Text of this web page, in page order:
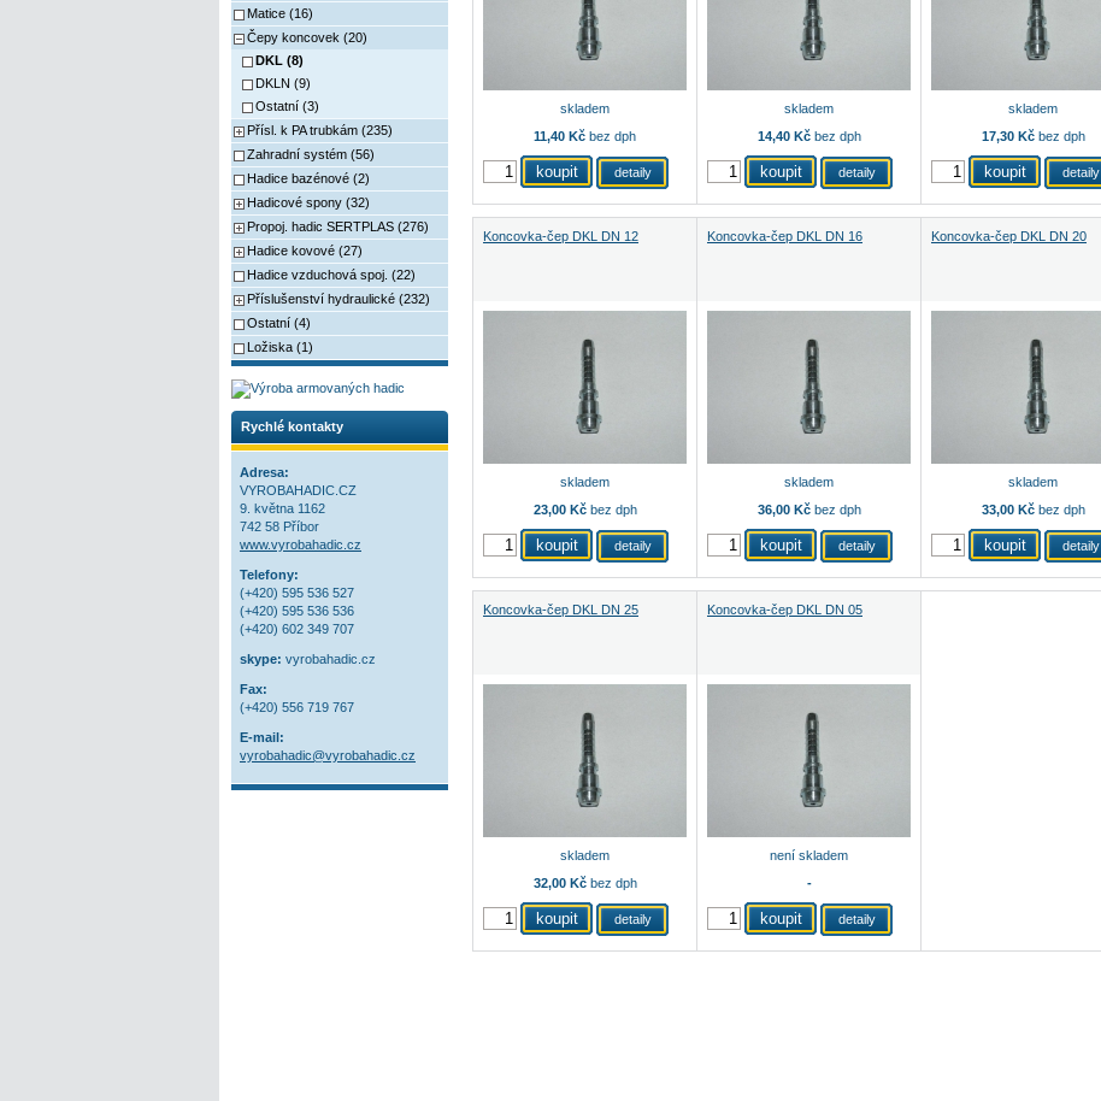
Matice (16)
Čepy koncovek (20)
DKL (8)
DKLN (9)
Ostatní (3)
Přísl. k PA trubkám (235)
Zahradní systém (56)
Hadice bazénové (2)
Hadicové spony (32)
Propoj. hadic SERTPLAS (276)
Hadice kovové (27)
Hadice vzduchová spoj. (22)
Příslušenství hydraulické (232)
Ostatní (4)
Ložiska (1)
Rychlé kontakty
Adresa:
VYROBAHADIC.CZ
9. května 1162
742 58 Příbor
www.vyrobahadic.cz
Telefony:
(+420) 595 536 527
(+420) 595 536 536
(+420) 602 349 707
skype: vyrobahadic.cz
Fax:
(+420) 556 719 767
E-mail:
vyrobahadic@vyrobahadic.cz
skladem
11,40 Kč bez dph
detaily
skladem
14,40 Kčbez dph
detaily
skladem
17,30 Kčbez dph
detaily
Koncovka-čep DKL DN 12
skladem
23,00 Kčbez dph
detaily
Koncovka-čep DKL DN 16
skladem
36,00 Kčbez dph
detaily
Koncovka-čep DKL DN 20
skladem
33,00 Kčbez dph
detaily
Koncovka-čep DKL DN 25
skladem
32,00 Kčbez dph
detaily
Koncovka-čep DKL DN 05
není skladem
-
detaily